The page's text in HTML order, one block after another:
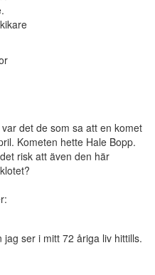
det de som sa att en komet
Kometen hette Hale Bopp.
risk att även den här
ser i mitt 72 åriga liv hittills.